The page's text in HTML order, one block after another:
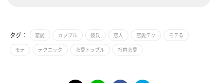
タグ： 恋愛 カップル 彼氏 恋人 恋愛テク モテる
モテ テクニック 恋愛トラブル 社内恋愛